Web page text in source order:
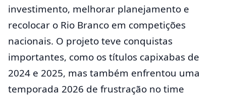
investimento, melhorar planejamento e
recolocar o Rio Branco em competições
nacionais. O projeto teve conquistas
importantes, como os títulos capixabas de
2024 e 2025, mas também enfrentou uma
temporada 2026 de frustração no time